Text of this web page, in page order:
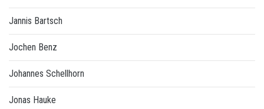
Jannis Bartsch
Jochen Benz
Johannes Schellhorn
Jonas Hauke